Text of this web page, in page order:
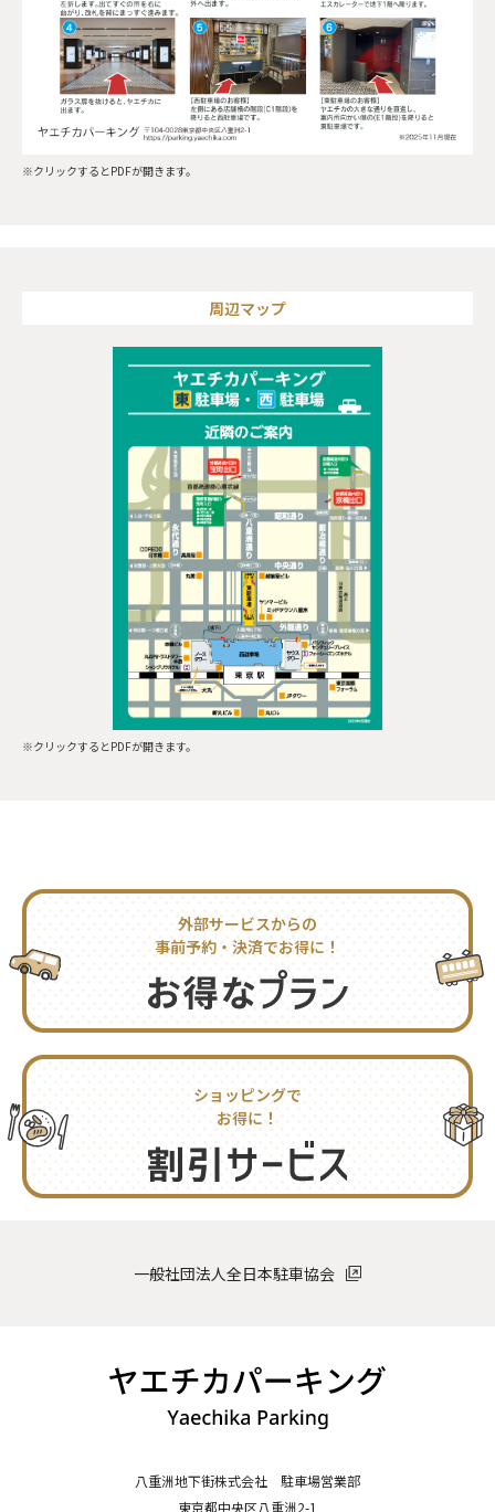
※クリックするとPDFが開きます。
周辺マップ
※クリックするとPDFが開きます。
外部サービスからの
事前予約・決済でお得に！
ショッピングで
お得に！
一般社団法人全日本駐車協会
八重洲地下街株式会社 駐車場営業部
東京都中央区八重洲2-1